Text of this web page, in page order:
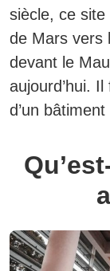
siècle, ce
de Mars vers
devant le
aujourd’hui. Il
d’un